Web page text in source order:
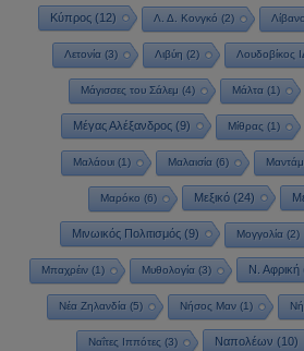
Κύπρος (12) Λ. Δ. Κονγκό (2)
Λετονία (3) Λιβύη (2) Λουδοβίκος
Μάγισσες του Σάλεμ (4) Μάλτα (1)
Μέγας Αλέξανδρος(9) Μίθρας (1)
Μαλάουι (1) Μαλαισία (6)
Μαρόκο (6) Μεξικό (24)
Μινωικός Πολιτισμός (9) Μογγολία (2)
Μπαχρέιν(1) Μυθολογία(3) Ν. Αφρική
Νέα Ζηλανδία (5) Νήσος Μαν (1)
Ναΐτες Ιππότες (3) Ναπολέων (10)